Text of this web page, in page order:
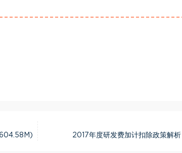
2017年度研发费加计扣除政策解